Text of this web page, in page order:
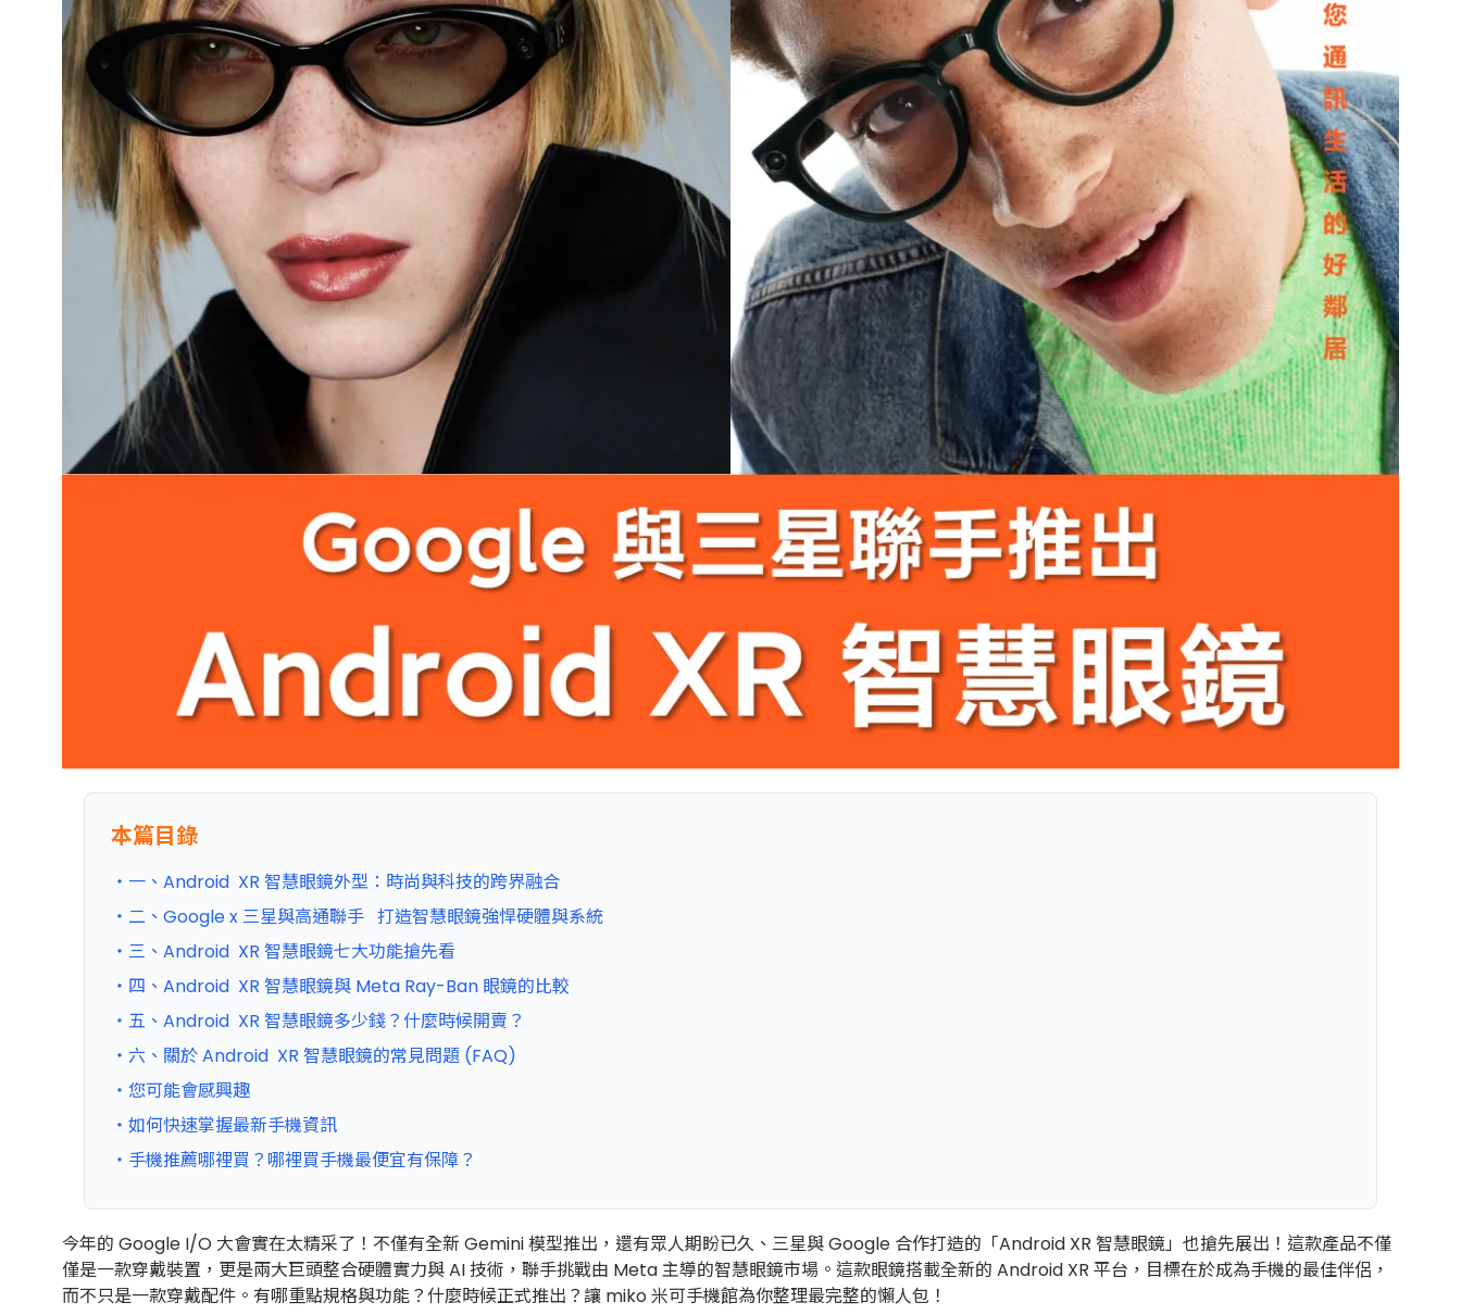
本篇目錄
・一、Android XR 智慧眼鏡外型：時尚與科技的跨界融合
・二、Google x 三星與高通聯手 打造智慧眼鏡強悍硬體與系統
・三、Android XR 智慧眼鏡七大功能搶先看
・四、Android XR 智慧眼鏡與 Meta Ray-Ban 眼鏡的比較
・五、Android XR 智慧眼鏡多少錢？什麼時候開賣？
・六、關於 Android XR 智慧眼鏡的常見問題 (FAQ)
・您可能會感興趣
・如何快速掌握最新手機資訊
・手機推薦哪裡買？哪裡買手機最便宜有保障？
今年的 Google I/O 大會實在太精采了！不僅有全新 Gemini 模型推出，還有眾人期盼已久、三星與 Google 合作打造的「Android XR 智慧眼鏡」也搶先展出！這款產品不僅
僅是一款穿戴裝置，更是兩大巨頭整合硬體實力與 AI 技術，聯手挑戰由 Meta 主導的智慧眼鏡市場。這款眼鏡搭載全新的 Android XR 平台，目標在於成為手機的最佳伴侶，
而不只是一款穿戴配件。有哪重點規格與功能？什麼時候正式推出？讓 miko 米可手機館為你整理最完整的懶人包！